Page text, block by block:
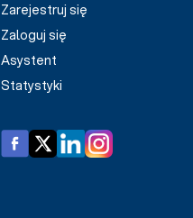
Zarejestruj się
Zaloguj się
Asystent
Statystyki